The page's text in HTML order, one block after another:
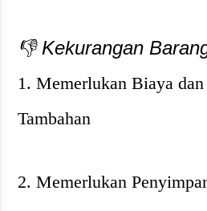
👎 Kekurangan
1. Memerlukan Biaya
Tambahan
2. Memerlukan